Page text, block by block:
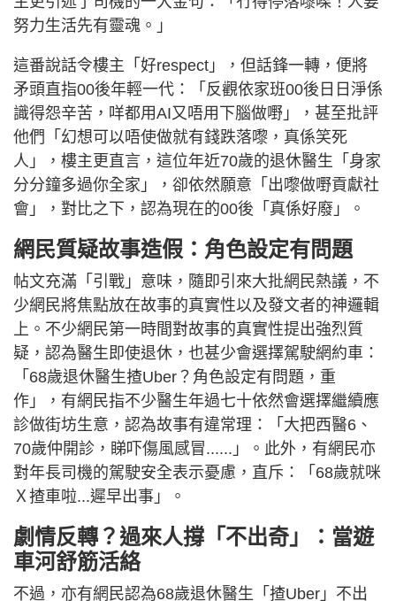
努力生活先有靈魂。」
這番說話令樓主「好respect」，但話鋒一轉，便將
矛頭直指00後年輕一代：「反觀依家班00後日日淨係
識得怨辛苦，咩都用AI又唔用下腦做嘢」，甚至批評
他們「幻想可以唔使做就有錢跌落嚟，真係笑死
人‍」，樓主更直言，這位年近70歲的退休醫生「身家
分分鐘多過你全家」，卻依然願意「出嚟做嘢貢獻社
會」，對比之下，認為現在的00後「真係好廢」。
網民質疑故事造假：角色設定有問題
帖文充滿「引戰」意味，隨即引來大批網民熱議，不
少網民將焦點放在故事的真實性以及發文者的神邏輯
上。不少網民第一時間對故事的真實性提出強烈質
疑，認為醫生即使退休，也甚少會選擇駕駛網約車：
「68歲退休醫生揸Uber？角色設定有問題，重
作」，有網民指不少醫生年過七十依然會選擇繼續應
診做街坊生意，認為故事有違常理：「大把西醫6、
70歲仲開診，睇吓傷風感冒......」。此外，有網民亦
對年長司機的駕駛安全表示憂慮，直斥：「68歲就咪
Ｘ揸車啦...遲早出事」。
劇情反轉？過來人撐「不出奇」：當遊
車河舒筋活絡
不過，亦有網民認為68歲退休醫生「揸Uber」不出